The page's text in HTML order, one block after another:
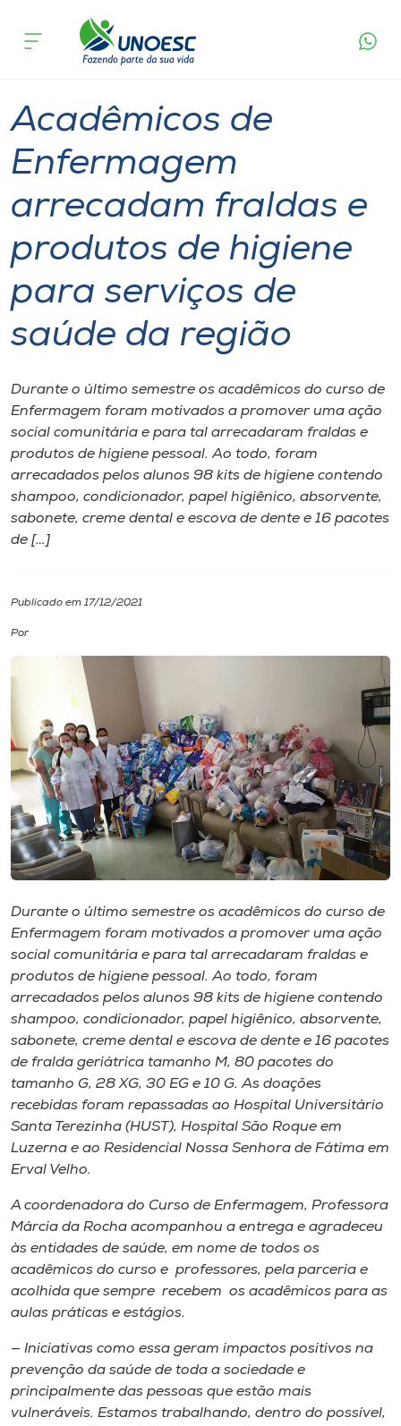
Cursos
Pesquisa
Atendimento ao Estudante
Portal de Ensino
A
Unoesc
Internacionalização
I.nova
Diplomados
Cultura
CPA
Biblioteca
Editora
Rádio
Museu
Unoesc
Selecione
A+
A-
acontece
região
Acadêmicos de
Enfermagem
arrecadam fraldas e
produtos de higiene
para serviços de
saúde da região
Durante o último semestre os acadêmicos do curso de
Enfermagem foram motivados a promover uma ação
social comunitária e para tal arrecadaram fraldas e
produtos de higiene pessoal. Ao todo, foram
arrecadados pelos alunos 98 kits de higiene contendo
shampoo, condicionador, papel higiênico, absorvente,
sabonete, creme dental e escova de dente e 16 pacotes
de […]
Publicado em 17/12/2021
Por
Durante o último semestre os acadêmicos do curso de
Enfermagem foram motivados a promover uma ação
social comunitária e para tal arrecadaram fraldas e
produtos de higiene pessoal. Ao todo, foram
arrecadados pelos alunos 98 kits de higiene contendo
shampoo, condicionador, papel higiênico, absorvente,
sabonete, creme dental e escova de dente e 16 pacotes
de fralda geriátrica tamanho M, 80 pacotes do
tamanho G, 28 XG, 30 EG e 10 G. As doações
recebidas foram repassadas ao Hospital Universitário
Santa Terezinha (HUST), Hospital São Roque em
Luzerna e ao Residencial Nossa Senhora de Fátima em
Erval Velho.
A coordenadora do Curso de Enfermagem, Professora
Márcia da Rocha acompanhou a entrega e agradeceu
às entidades de saúde, em nome de todos os
acadêmicos do curso e professores, pela parceria e
acolhida que sempre recebem os acadêmicos para as
aulas práticas e estágios.
— Iniciativas como essa geram impactos positivos na
prevenção da saúde de toda a sociedade e
principalmente das pessoas que estão mais
vulneráveis. Estamos trabalhando, dentro do possível,